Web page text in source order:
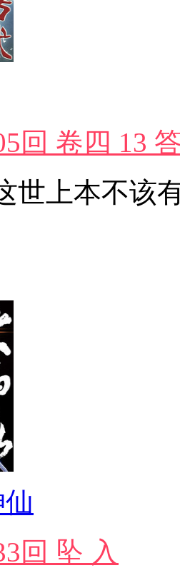
回 卷四 13
世上本不该
回 坠 入